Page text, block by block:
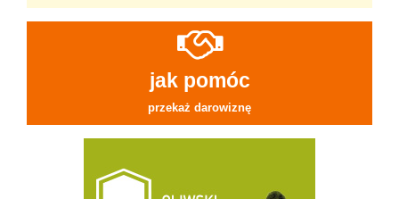
jak pomóc
przekaż darowiznę